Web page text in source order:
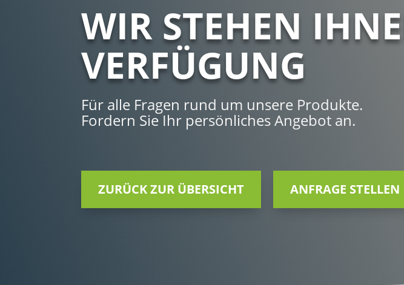
WIR STEHEN
VERFÜGUNG
Für alle Fragen rund um unsere Produkte.
Fordern Sie Ihr persönliches Angebot an.
ZURÜCK ZUR ÜBERSICHT ANFRAGE STELLEN